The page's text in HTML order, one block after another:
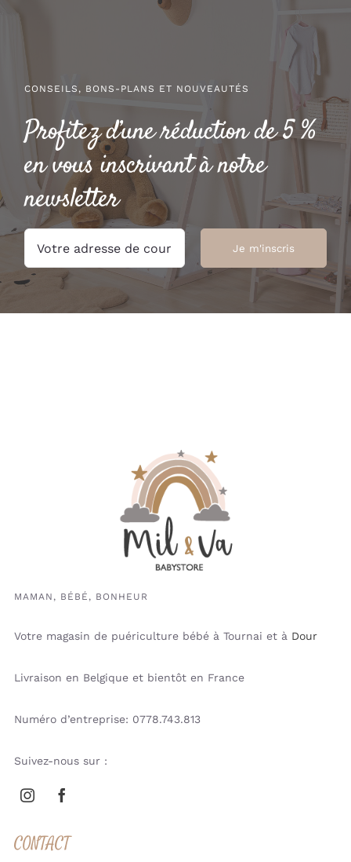
79.00 €
59.00 €
CONSEILS, BONS-PLANS ET NOUVEAUTÉS
Profitez d’une réduction de 5 %
en vous inscrivant à notre
newsletter
MAMAN, BÉBÉ, BONHEUR
Votre magasin de puériculture bébé à Tournai et à Dour
Livraison en Belgique et bientôt en France
Numéro d’entreprise: 0778.743.813
Suivez-nous sur :
CONTACT